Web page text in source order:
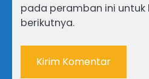
pada peramban ini untuk
berikutnya.